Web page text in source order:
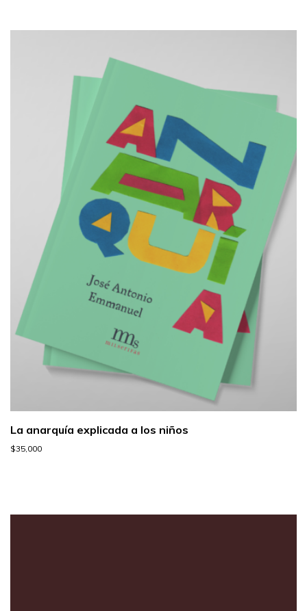
La anarquía explicada a los niños
$35,000